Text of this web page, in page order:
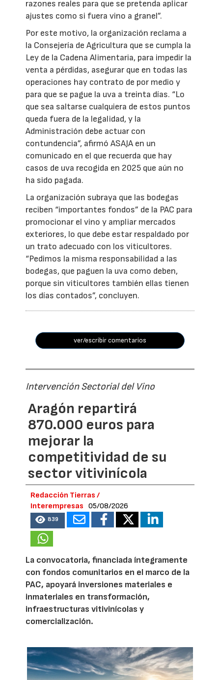
razones reales para que se pretenda aplicar
ajustes como si fuera vino a granel”.
Por este motivo, la organización reclama a
la Consejería de Agricultura que se cumpla la
Ley de la Cadena Alimentaria, para impedir la
venta a pérdidas, asegurar que en todas las
operaciones hay contrato de por medio y
para que se pague la uva a treinta días. “Lo
que sea saltarse cualquiera de estos puntos
queda fuera de la legalidad, y la
Administración debe actuar con
contundencia”, afirmó ASAJA en un
comunicado en el que recuerda que hay
casos de uva recogida en 2025 que aún no
ha sido pagada.
La organización subraya que las bodegas
reciben “importantes fondos” de la PAC para
promocionar el vino y ampliar mercados
exteriores, lo que debe estar respaldado por
un trato adecuado con los viticultores.
“Pedimos la misma responsabilidad a las
bodegas, que paguen la uva como deben,
porque sin viticultores también ellas tienen
los días contados”, concluyen.
ver/escribir comentarios
Intervención Sectorial del Vino
Aragón repartirá
870.000 euros para
mejorar la
competitividad de su
sector vitivinícola
Redacción Tierras /
Interempresas
05/08/2026
839
La convocatoria, financiada íntegramente
con fondos comunitarios en el marco de la
PAC, apoyará inversiones materiales e
inmateriales en transformación,
infraestructuras vitivinícolas y
comercialización.